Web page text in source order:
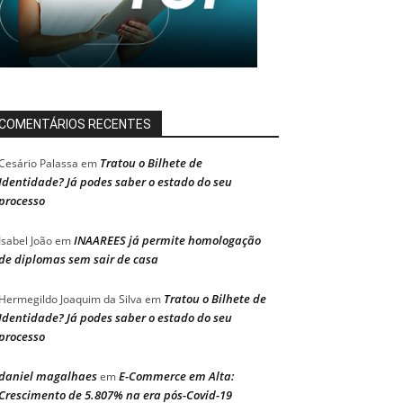
RECENTES
Palassa em Tratou o Bilhete de
Já podes saber o estado do seu
JoãoemINAAREES já permite homologação
diplomas sem sair de casa
Joaquim da Silva em Tratou o Bilhete de
Já podes saber o estado do seu
magalhaesemE-Commerce em Alta:
de 5.807% na era pós-Covid-19